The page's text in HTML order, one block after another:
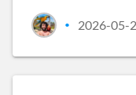
• 2026-05-